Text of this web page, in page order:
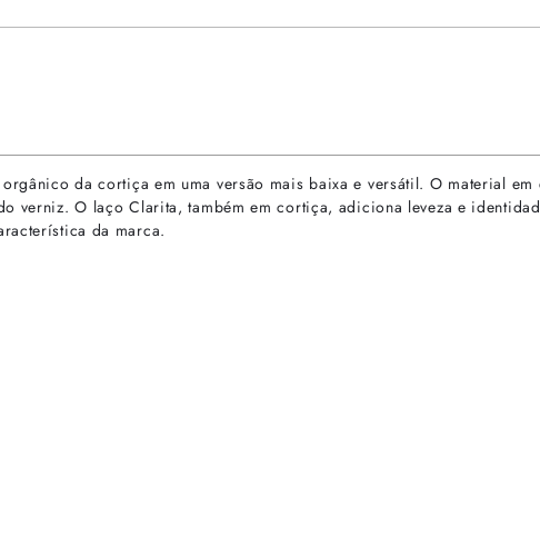
da cortiça em uma versão mais baixa e versátil. O material
O laço Clarita, também em cortiça, adiciona leveza e
da marca.